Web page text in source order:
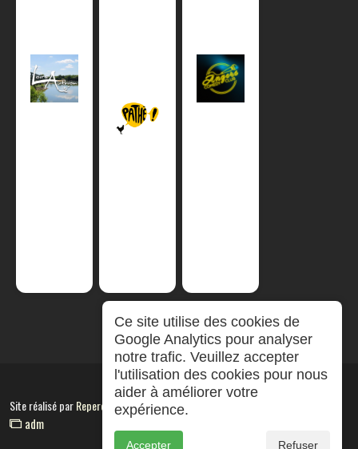
Site réalisé parRepereCom
adm
Ce site utilise des cookies de
Google Analytics pour analyser
notre trafic. Veuillez accepter
l'utilisation des cookies pour nous
aider à améliorer votre
expérience.
Accepter Refuser